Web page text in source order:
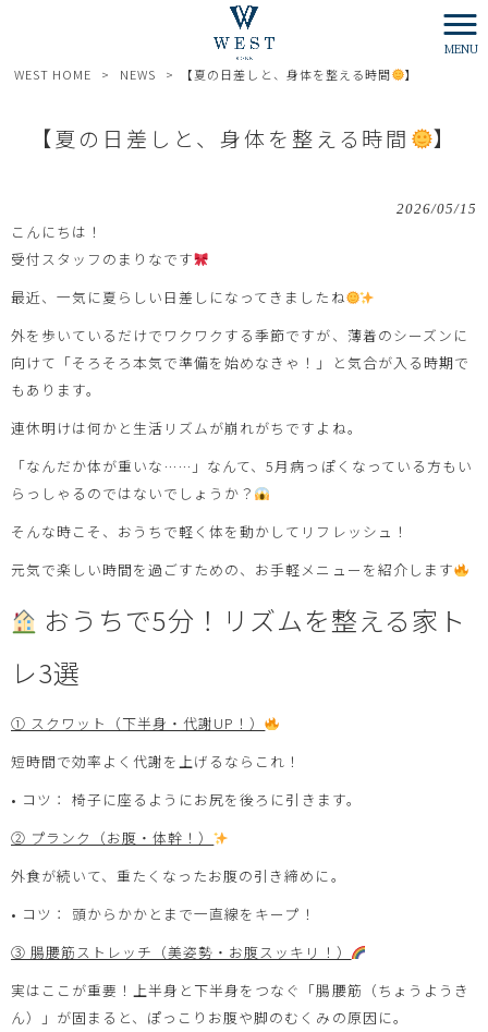
MENU
WEST HOME > NEWS > 【夏の日差しと、身体を整える時間 】
【夏の日差しと、身体を整える時間 】
2026/05/15
こんにちは！
受付スタッフのまりなです
最近、一気に夏らしい日差しになってきましたね
外を歩いているだけでワクワクする季節ですが、薄着のシーズンに
向けて「そろそろ本気で準備を始めなきゃ！」と気合が入る時期で
もあります。
連休明けは何かと生活リズムが崩れがちですよね。
「なんだか体が重いな……」なんて、5月病っぽくなっている方もい
らっしゃるのではないでしょうか？
そんな時こそ、おうちで軽く体を動かしてリフレッシュ！
元気で楽しい時間を過ごすための、お手軽メニューを紹介します
おうちで5分！リズムを整える家ト
レ3選
① スクワット（下半身・代謝UP！）
短時間で効率よく代謝を上げるならこれ！
• コツ： 椅子に座るようにお尻を後ろに引きます。
② プランク（お腹・体幹！）
外食が続いて、重たくなったお腹の引き締めに。
• コツ： 頭からかかとまで一直線をキープ！
③ 腸腰筋ストレッチ（美姿勢・お腹スッキリ！）
実はここが重要！上半身と下半身をつなぐ「腸腰筋（ちょうようき
ん）」が固まると、ぽっこりお腹や脚のむくみの原因に。